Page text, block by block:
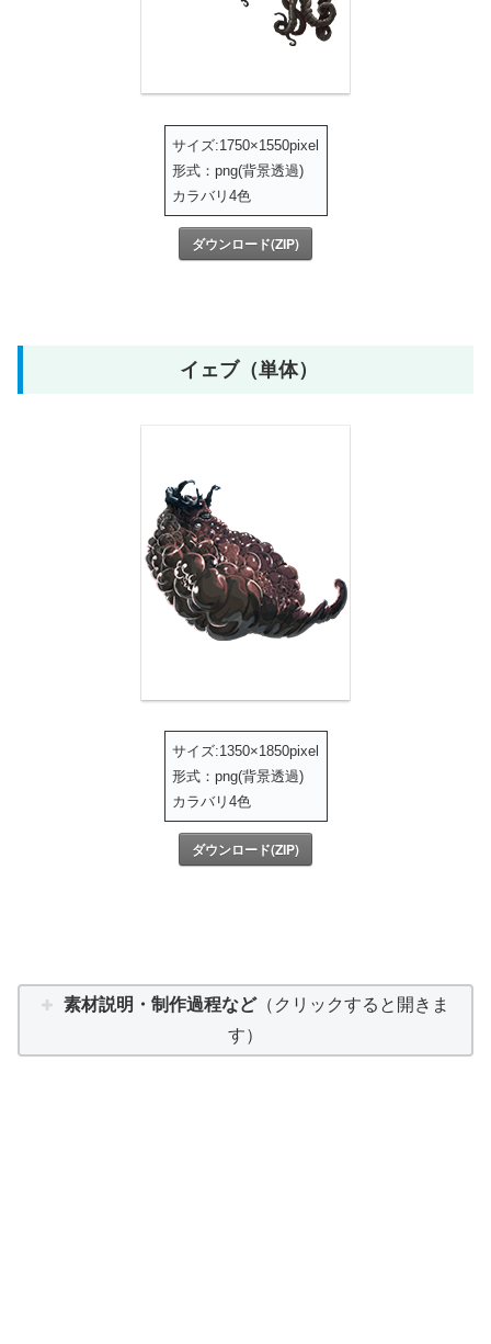
サイズ:1750×1550pixel
形式：png(背景透過)
カラバリ4色
ダウンロード(ZIP)
イェブ（単体）
サイズ:1350×1850pixel
形式：png(背景透過)
カラバリ4色
ダウンロード(ZIP)
素材説明・制作過程など（クリックすると開きま
す）